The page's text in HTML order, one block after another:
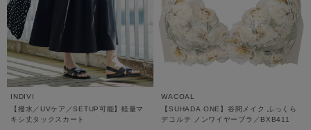
INDIVI
【撥水／UVケア／SETUP可能】軽量マ
キシ丈タックスカート
WACOAL
【SUHADA ONE】谷間メイク ふっくら
デコルテ ノンワイヤーブラ／BXB411